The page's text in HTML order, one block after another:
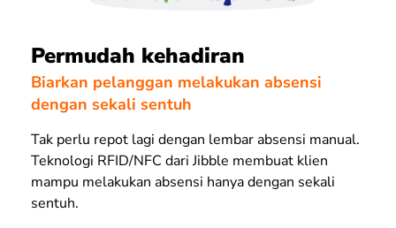
Permudah kehadiran
Biarkan pelanggan melakukan absensi
dengan sekali sentuh
Tak perlu repot lagi dengan lembar absensi manual.
Teknologi RFID/NFC dari Jibble membuat klien
mampu melakukan absensi hanya dengan sekali
sentuh.